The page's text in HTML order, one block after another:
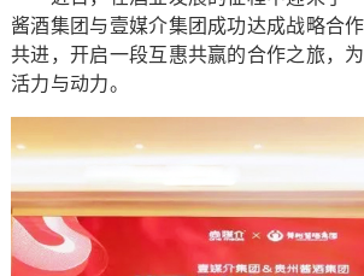
酱酒集团与壹媒介集团成功达成战略合
共进，开启一段互惠共赢的合作之旅，
活力与动力。